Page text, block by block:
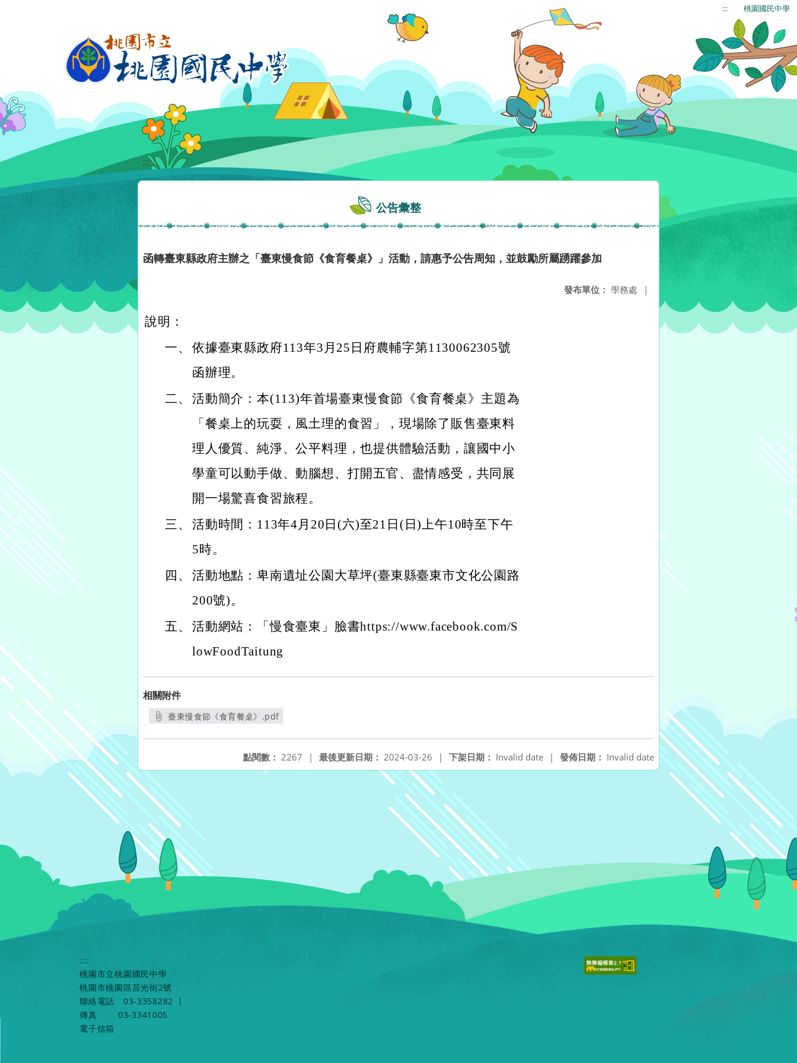
::: 桃園國民中學
:::
公告彙整
函轉臺東縣政府主辦之「臺東慢食節《食育餐桌》」活動，請惠予公告周知，並鼓勵所屬踴躍參加
發布單位： 學務處 |
說明：
一、 依據臺東縣政府113年3月25日府農輔字第1130062305號
函辦理。
二、 活動簡介：本(113)年首場臺東慢食節《食育餐桌》主題為
「餐桌上的玩耍，風土理的食習」，現場除了販售臺東料
理人優質、純淨、公平料理，也提供體驗活動，讓國中小
學童可以動手做、動腦想、打開五官、盡情感受，共同展
開一場驚喜食習旅程。
三、 活動時間：113年4月20日(六)至21日(日)上午10時至下午
5時。
四、 活動地點：卑南遺址公園大草坪(臺東縣臺東市文化公園路
200號)。
五、 活動網站：「慢食臺東」臉書https://www.facebook.com/S
lowFoodTaitung
相關附件
臺東慢食節《食育餐桌》.pdf
發佈日期： Invalid date
下架日期： Invalid date |
最後更新日期： 2024-03-26 |
點閱數： 2267 |
:::
桃園市立桃園國民中學
桃園市桃園區莒光街2號
聯絡電話
03-3358282
|
傳真
03-3341005
電子信箱